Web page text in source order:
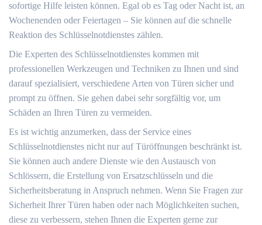
sofortige Hilfe leisten können.​ Egal ob es Tag oder Nacht ist, an
Wochenenden oder Feiertagen ‒ Sie können auf die schnelle
Reaktion des Schlüsselnotdienstes zählen.
Die Experten des Schlüsselnotdienstes kommen mit
professionellen Werkzeugen und Techniken zu Ihnen und sind
darauf spezialisiert, verschiedene Arten von Türen sicher und
prompt zu öffnen.​ Sie gehen dabei sehr sorgfältig vor, um
Schäden an Ihren Türen zu vermeiden.​
Es ist wichtig anzumerken, dass der Service eines
Schlüsselnotdienstes nicht nur auf Türöffnungen beschränkt ist.​
Sie können auch andere Dienste wie den Austausch von
Schlössern, die Erstellung von Ersatzschlüsseln und die
Sicherheitsberatung in Anspruch nehmen.​ Wenn Sie Fragen zur
Sicherheit Ihrer Türen haben oder nach Möglichkeiten suchen,
diese zu verbessern, stehen Ihnen die Experten gerne zur